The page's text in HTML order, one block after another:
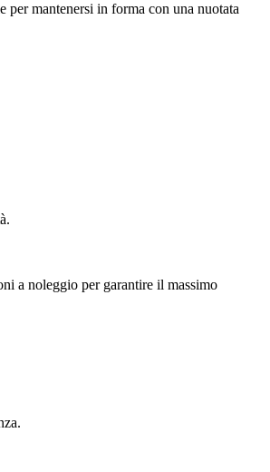
per mantenersi in forma con una nuotata
a noleggio per garantire il massimo